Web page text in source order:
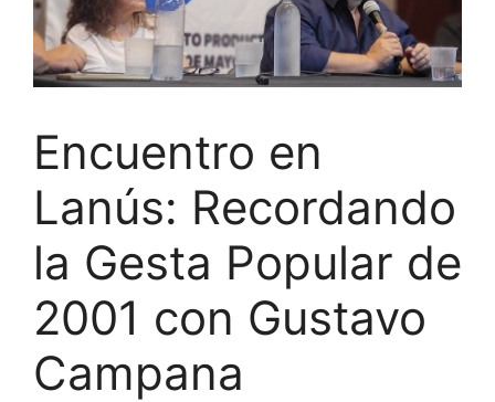
Encuentro en
Lanús: Recordando
la Gesta Popular de
2001 con Gustavo
Campana